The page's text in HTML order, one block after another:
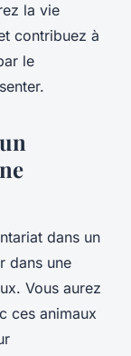
la vie
contribuez à
le
dans un
dans une
Vous aurez
ces animaux